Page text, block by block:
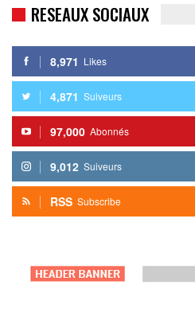
RESEAUX SOCIAUX
8,971 Likes
4,871 Suiveurs
97,000 Abonnés
9,012 Suiveurs
RSS Subscribe